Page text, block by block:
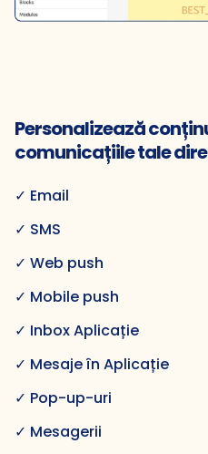
Personalizează
comunicațiile tale
✓ Email
✓ SMS
✓ Web push
✓ Mobile push
✓ Inbox Aplicație
✓ Mesaje în Aplicație
✓ Pop-up-uri
✓ Mesagerii